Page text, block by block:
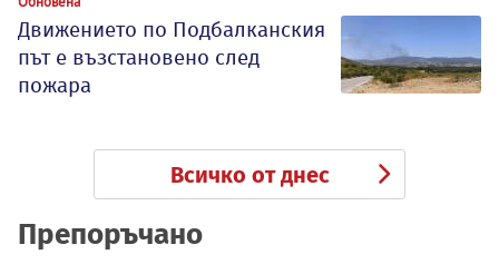
Движението по Подбалканския
път е възстановено след
пожара
Всичко от днес
Препоръчано